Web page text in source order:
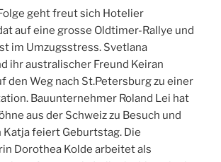
geht freut sich Hotelier
auf eine grosse Oldtimer-Rallye und
im Umzugsstress. Svetlana
ihr australischer Freund Keiran
den Weg nach St.Petersburg zu einer
Bauunternehmer Roland Lei hat
aus der Schweiz zu Besuch und
feiert Geburtstag. Die
Dorothea Kolde arbeitet als